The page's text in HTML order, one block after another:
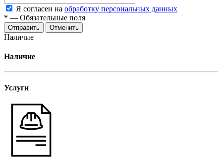
Я согласен на обработку персональных данных
* — Обязательные поля
Отменить
Наличие
Наличие
Услуги